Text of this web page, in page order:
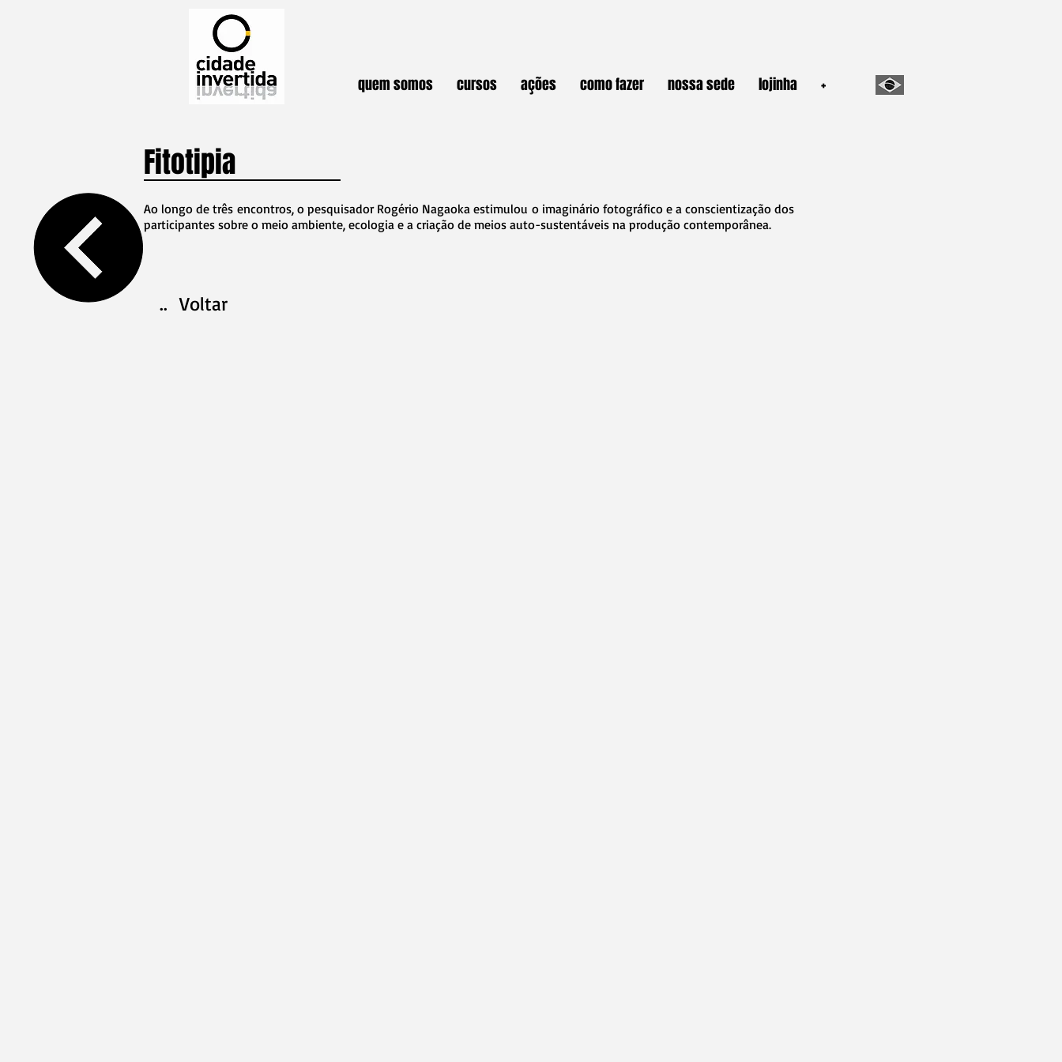
quem somos cursos ações como fazer nossa sede lojinha +
Fitotipia
Ao longo de três encontros, o pesquisador Rogério Nagaoka estimulou o imaginário fotográfico e a conscientização dos
participantes sobre o meio ambiente, ecologia e a criação de meios auto-sustentáveis na produção contemporânea.
.. Voltar